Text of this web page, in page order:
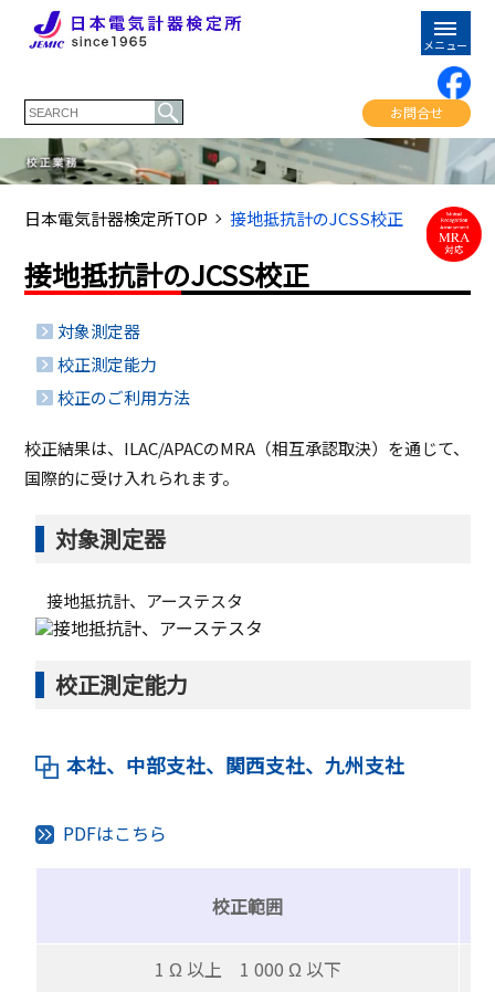
お問合せ
日本電気計器検定所TOP 接地抵抗計のJCSS校正
接地抵抗計のJCSS校正
対象測定器
校正測定能力
校正のご利用方法
校正結果は、ILAC/APACのMRA（相互承認取決）を通じて、
国際的に受け入れられます。
対象測定器
接地抵抗計、アーステスタ
校正測定能力
本社、中部支社、関西支社、九州支社
PDFはこちら
校正範囲
1 Ω 以上 1 000 Ω 以下